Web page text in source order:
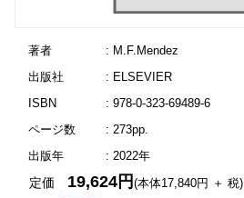
著者
: M.F.Mendez
出版社
: ELSEVIER
ISBN
: 978-0-323-69489-6
ページ数
: 273pp.
出版年
: 2022年
定価 19,624円(本体17,840円 ＋ 税)